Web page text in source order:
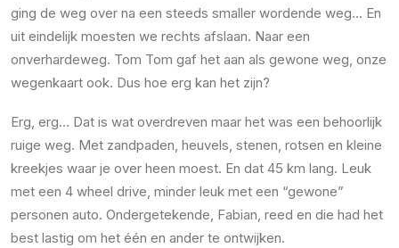
ging de weg over na een steeds smaller wordende weg… En
uit eindelijk moesten we rechts afslaan. Naar een
onverhardeweg. Tom Tom gaf het aan als gewone weg, onze
wegenkaart ook. Dus hoe erg kan het zijn?
Erg, erg… Dat is wat overdreven maar het was een behoorlijk
ruige weg. Met zandpaden, heuvels, stenen, rotsen en kleine
kreekjes waar je over heen moest. En dat 45 km lang. Leuk
met een 4 wheel drive, minder leuk met een “gewone”
personen auto. Ondergetekende, Fabian, reed en die had het
best lastig om het één en ander te ontwijken.